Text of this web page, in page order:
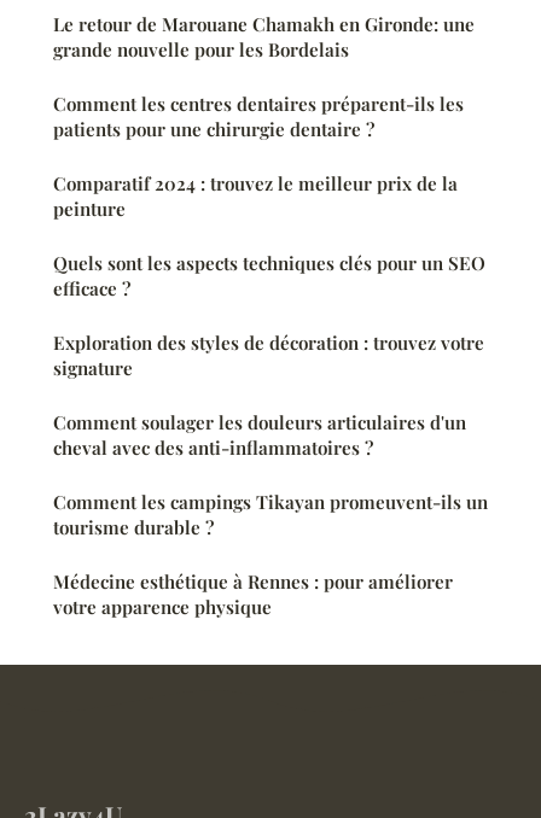
Le retour de Marouane Chamakh en Gironde: une
grande nouvelle pour les Bordelais
Comment les centres dentaires préparent-ils les
patients pour une chirurgie dentaire ?
Comparatif 2024 : trouvez le meilleur prix de la
peinture
Quels sont les aspects techniques clés pour un SEO
efficace ?
Exploration des styles de décoration : trouvez votre
signature
Comment soulager les douleurs articulaires d'un
cheval avec des anti-inflammatoires ?
Comment les campings Tikayan promeuvent-ils un
tourisme durable ?
Médecine esthétique à Rennes : pour améliorer
votre apparence physique